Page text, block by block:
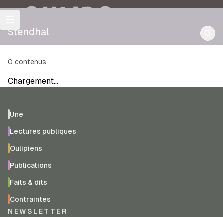
OULIPO
Stendhal
0 contenus
Chargement…
Une
Lectures publiques
Oulipiens
Publications
Faits & dits
Contraintes
NEWSLETTER